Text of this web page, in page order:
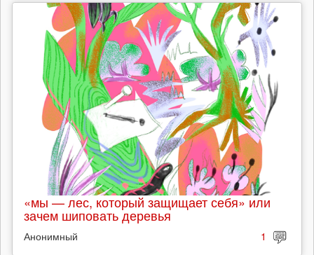
«мы — лес, который защищает себя» или
зачем шиповать деревья
Анонимный 1